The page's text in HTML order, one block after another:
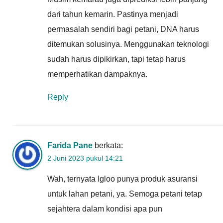
dari tahun kemarin. Pastinya menjadi
permasalah sendiri bagi petani, DNA harus
ditemukan solusinya. Menggunakan teknologi
sudah harus dipikirkan, tapi tetap harus
memperhatikan dampaknya.
Reply
Farida Pane berkata:
2 Juni 2023 pukul 14:21
Wah, ternyata Igloo punya produk asuransi
untuk lahan petani, ya. Semoga petani tetap
sejahtera dalam kondisi apa pun